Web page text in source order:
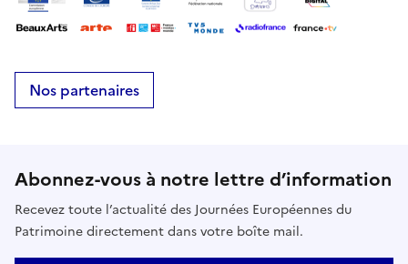
également au public de s'initier à quelques pas de
danse et d'explorer les liens fascinants entre
partager un moment convivial à la découverte d'un
lieu chargé d'histoire au cœur de notre patrimoine
Nos partenaires
Abonnez-vous à notre lettre d’information
Recevez toute l’actualité des Journées Européennes du
Patrimoine directement dans votre boîte mail.